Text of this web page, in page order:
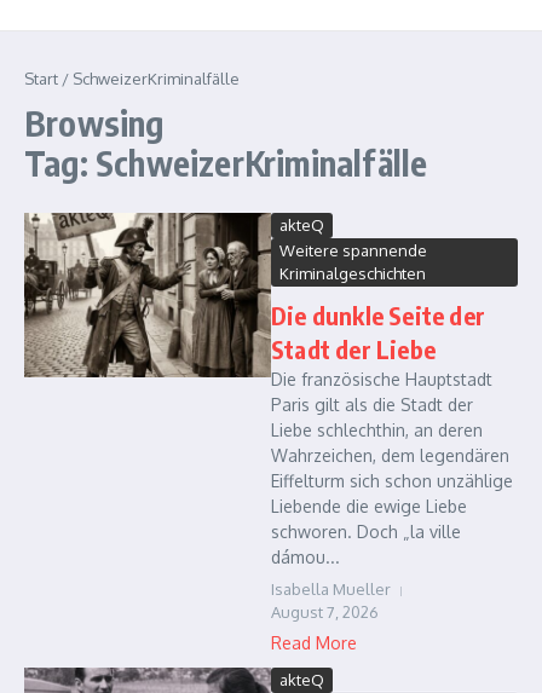
Start / SchweizerKriminalfälle
Browsing
Tag: SchweizerKriminalfälle
akteQ
Weitere spannende
Kriminalgeschichten
Die dunkle Seite der
Stadt der Liebe
Die französische Hauptstadt
Paris gilt als die Stadt der
Liebe schlechthin, an deren
Wahrzeichen, dem legendären
Eiffelturm sich schon unzählige
Liebende die ewige Liebe
schworen. Doch „la ville
dámou...
Isabella Mueller
August 7, 2026
Read More
akteQ